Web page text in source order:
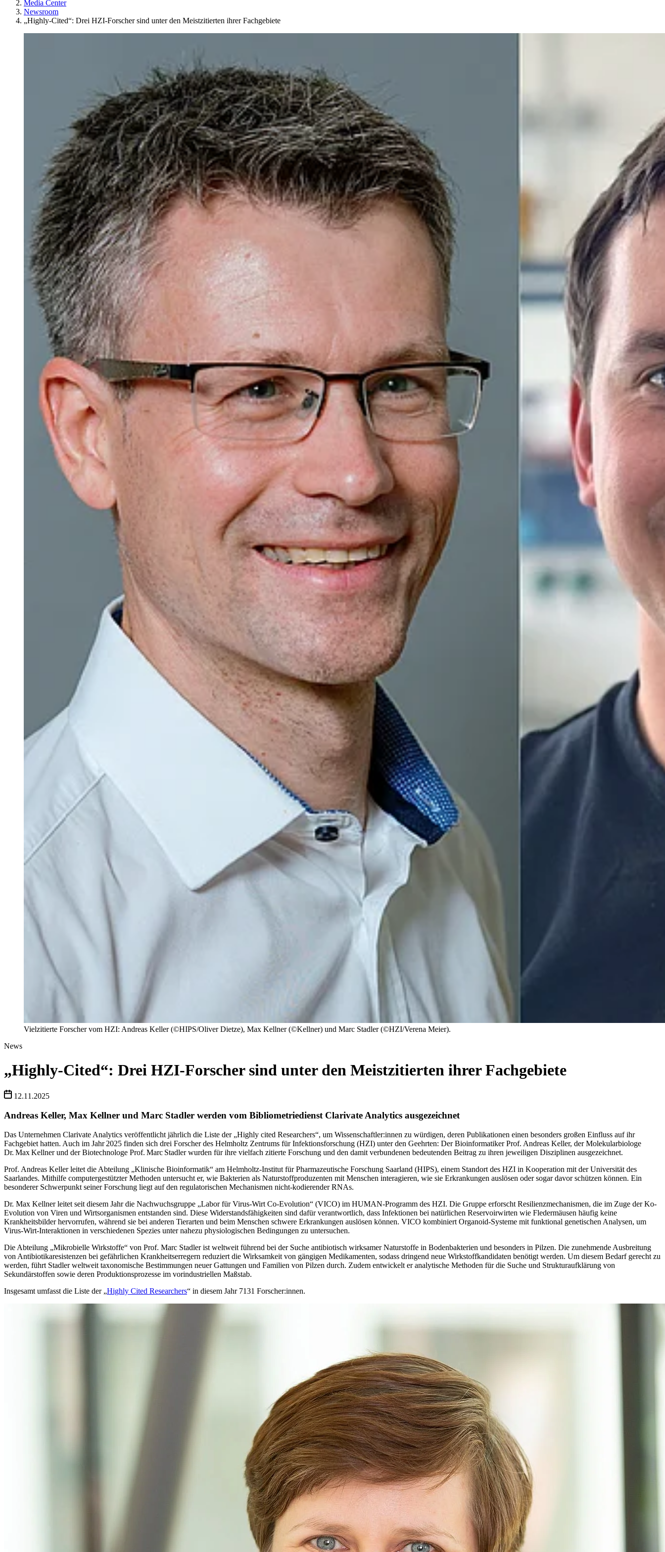
Media Center
Newsroom
„Highly-Cited“: Drei HZI-Forscher sind unter den Meistzitierten ihrer Fachgebiete
Vielzitierte Forscher vom HZI: Andreas Keller (©HIPS/Oliver Dietze), Max Kellner (©Kellner) und Marc Stadler (©HZI/Verena Meier).
News
„Highly-Cited“: Drei HZI-Forscher sind unter den Meistzitierten ihrer Fachgebiete
12.11.2025
Andreas Keller, Max Kellner und Marc Stadler werden vom Bibliometriedienst Clarivate Analytics ausgezeichnet
Das Unternehmen Clarivate Analytics veröffentlicht jährlich die Liste der „Highly cited Researchers“, um Wissenschaftler:innen zu würdigen, deren Publikationen einen besonders großen Einfluss auf ihr
Fachgebiet hatten. Auch im Jahr 2025 finden sich drei Forscher des Helmholtz Zentrums für Infektionsforschung (HZI) unter den Geehrten: Der Bioinformatiker Prof. Andreas Keller, der Molekularbiologe
Dr. Max Kellner und der Biotechnologe Prof. Marc Stadler wurden für ihre vielfach zitierte Forschung und den damit verbundenen bedeutenden Beitrag zu ihren jeweiligen Disziplinen ausgezeichnet.
Prof. Andreas Keller leitet die Abteilung „Klinische Bioinformatik“ am Helmholtz-Institut für Pharmazeutische Forschung Saarland (HIPS), einem Standort des HZI in Kooperation mit der Universität des
Saarlandes. Mithilfe computergestützter Methoden untersucht er, wie Bakterien als Naturstoffproduzenten mit Menschen interagieren, wie sie Erkrankungen auslösen oder sogar davor schützen können. Ein
besonderer Schwerpunkt seiner Forschung liegt auf den regulatorischen Mechanismen nicht-kodierender RNAs.
Dr. Max Kellner leitet seit diesem Jahr die Nachwuchsgruppe „Labor für Virus-Wirt Co-Evolution“ (VICO) im HUMAN-Programm des HZI. Die Gruppe erforscht Resilienzmechanismen, die im Zuge der Ko-
Evolution von Viren und Wirtsorganismen entstanden sind. Diese Widerstandsfähigkeiten sind dafür verantwortlich, dass Infektionen bei natürlichen Reservoirwirten wie Fledermäusen häufig keine
Krankheitsbilder hervorrufen, während sie bei anderen Tierarten und beim Menschen schwere Erkrankungen auslösen können. VICO kombiniert Organoid-Systeme mit funktional genetischen Analysen, um
Virus-Wirt-Interaktionen in verschiedenen Spezies unter nahezu physiologischen Bedingungen zu untersuchen.
Die Abteilung „Mikrobielle Wirkstoffe“ von Prof. Marc Stadler ist weltweit führend bei der Suche antibiotisch wirksamer Naturstoffe in Bodenbakterien und besonders in Pilzen. Die zunehmende Ausbreitung
von Antibiotikaresistenzen bei gefährlichen Krankheitserregern reduziert die Wirksamkeit von gängigen Medikamenten, sodass dringend neue Wirkstoffkandidaten benötigt werden. Um diesem Bedarf gerecht zu
werden, führt Stadler weltweit taxonomische Bestimmungen neuer Gattungen und Familien von Pilzen durch. Zudem entwickelt er analytische Methoden für die Suche und Strukturaufklärung von
Sekundärstoffen sowie deren Produktionsprozesse im vorindustriellen Maßstab.
Insgesamt umfasst die Liste der „Highly Cited Researchers“ in diesem Jahr 7131 Forscher:innen.